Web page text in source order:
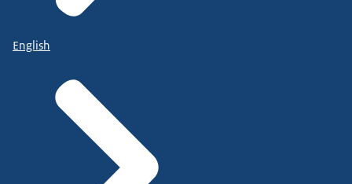
English